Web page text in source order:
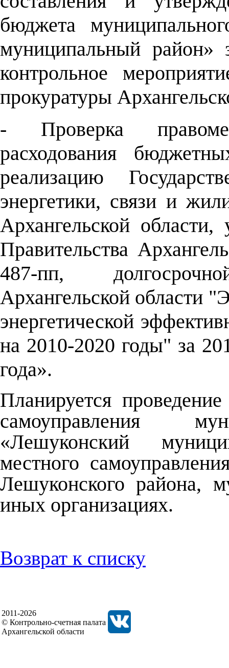
бюджета
муниципальный
контрольное
прокуратуры
- Проверка
расходования
реализацию
энергетики, связи и
Архангельской
Правительства
487-пп,
Архангельской области
энергетической
на 2010-2020 годы" за
года».
Планируется
самоуправления
«Лешуконский
местного
Лешуконского района,
иных организациях.
Возврат к списку
2011-2026
© Контрольно-счетная палата
Архангельской области